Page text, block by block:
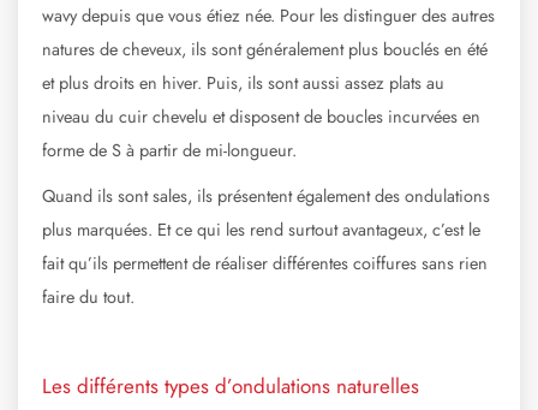
wavy depuis que vous étiez née. Pour les distinguer des autres
natures de cheveux, ils sont généralement plus bouclés en été
et plus droits en hiver. Puis, ils sont aussi assez plats au
niveau du cuir chevelu et disposent de boucles incurvées en
forme de S à partir de mi-longueur.
Quand ils sont sales, ils présentent également des ondulations
plus marquées. Et ce qui les rend surtout avantageux, c’est le
fait qu’ils permettent de réaliser différentes coiffures sans rien
faire du tout.
Les différents types d’ondulations naturelles